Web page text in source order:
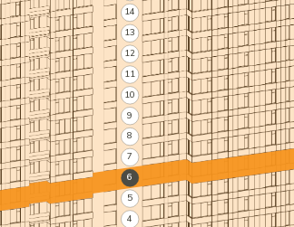
4
5
6
7
8
9
10
11
12
13
14